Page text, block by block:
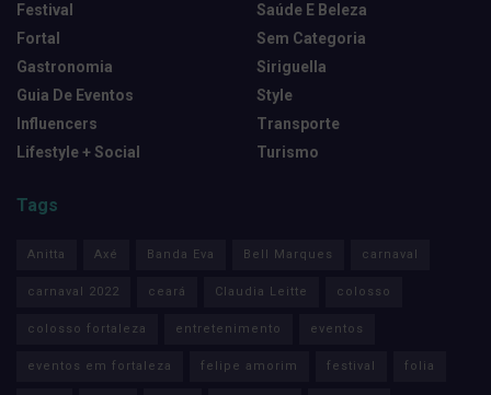
Festival
Fortal
Gastronomia
Guia De Eventos
Influencers
Lifestyle + Social
Saúde E Beleza
Sem Categoria
Siriguella
Style
Transporte
Turismo
Tags
Anitta Axé Banda Eva Bell Marques carnaval
carnaval 2022 ceará Claudia Leitte colosso
colosso fortaleza entretenimento eventos
eventos em fortaleza felipe amorim festival folia